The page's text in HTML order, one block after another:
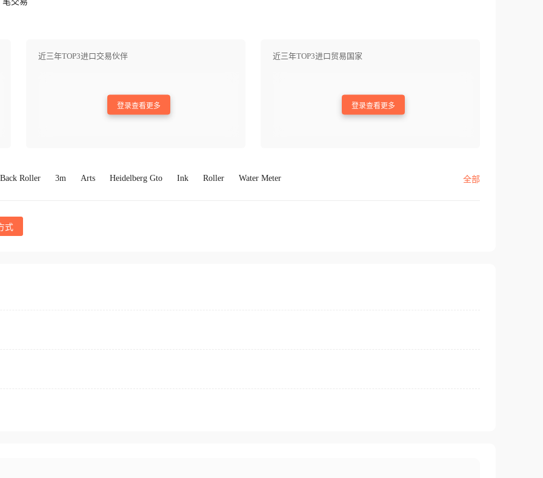
近三年TOP3进口交易伙伴
登录查看更多
近三年TOP3进口贸易国家
登录查看更多
Back Roller 3m Arts Heidelberg Gto Ink Roller Water Meter 全部
式